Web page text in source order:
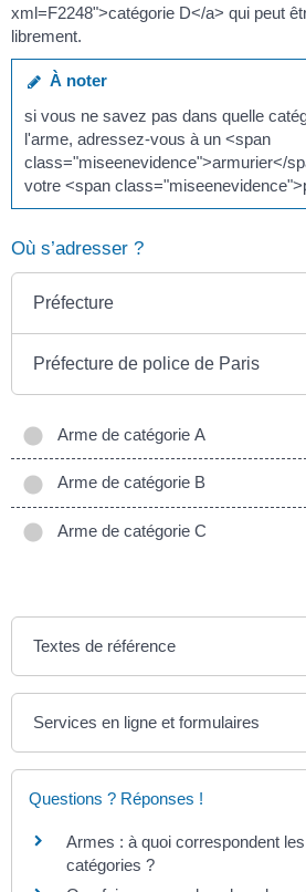
xml=F2248">catégorie D</a> qui peut
librement.
À noter
si vous ne savez pas dans quelle
l'arme, adressez-vous à un <span
class="miseenevidence">armurier</
votre <span
Où s’adresser ?
Préfecture
Préfecture de police de Paris
Arme de catégorie A
Arme de catégorie B
Arme de catégorie C
Textes de référence
Services en ligne et formulaires
Questions ? Réponses !
Armes : à quoi correspondent
catégories ?